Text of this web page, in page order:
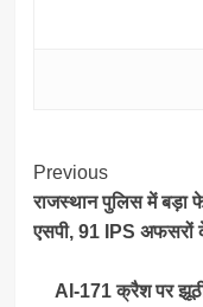
Post
Previous
राजस्थान पुलिस में बड़ा
एसपी, 91 IPS अफसरों
AI-171 क्रैश पर झूठी